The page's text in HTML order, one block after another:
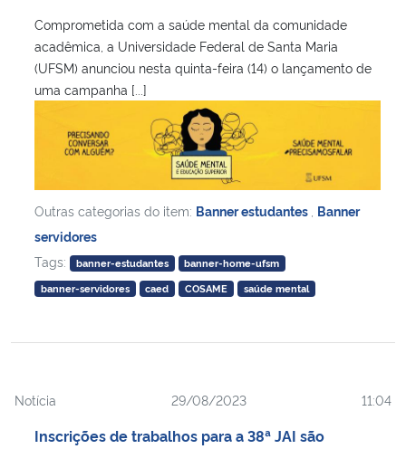
Comprometida com a saúde mental da comunidade
acadêmica, a Universidade Federal de Santa Maria
(UFSM) anunciou nesta quinta-feira (14) o lançamento de
uma campanha [...]
Outras categorias do item: Banner estudantes Banner
servidores
Tags:
banner-estudantes
banner-home-ufsm
banner-servidores
caed COSAME saúde mental
Notícia 29/08/2023 11:04
Inscrições de trabalhos para a 38ª JAI são